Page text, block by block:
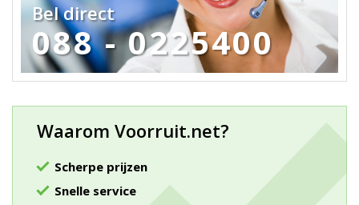
Bel direct
088 - 0225400
Waarom Voorruit.net?
Scherpe prijzen
Snelle service